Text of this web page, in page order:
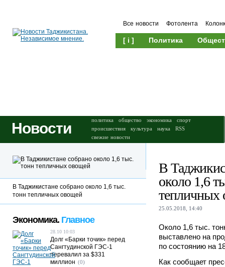
Все новости Фотолента
[ i ] Политика
Новости политика общество экономика
спорт
происшествия
культура наука
RSS
свежие новости
В
около 1,6
тепличных
25.05.2018, 14:40
Около 1,6 тыс.
выставлено на
по состоянию на
Как сообщает
В Таджикистане собрано около 1,6 тыс.
тонн тепличных овощей
Экономика. Главное
28.10 10:03
Долг «Барки точик» перед
Сангтудинской ГЭС-1
перевалил за $331
миллион (0)